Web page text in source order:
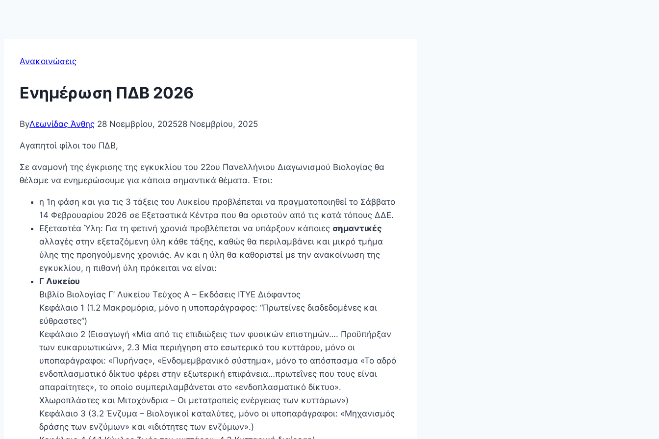
Ανακοινώσεις
Ενημέρωση ΠΔΒ 2026
ByΛεωνίδας Άνθης 28 Νοεμβρίου, 202528 Νοεμβρίου, 2025
Αγαπητοί φίλοι του ΠΔΒ,
Σε αναμονή της έγκρισης της εγκυκλίου του 22ου Πανελλήνιου Διαγωνισμού Βιολογίας θα
θέλαμε να ενημερώσουμε για κάποια σημαντικά θέματα. Έτσι:
η 1η φάση και για τις 3 τάξεις του Λυκείου προβλέπεται να πραγματοποιηθεί το Σάββατο
14 Φεβρουαρίου 2026 σε Εξεταστικά Κέντρα που θα οριστούν από τις κατά τόπους ΔΔΕ.
Εξεταστέα Ύλη: Για τη φετινή χρονιά προβλέπεται να υπάρξουν κάποιες σημαντικές
αλλαγές στην εξεταζόμενη ύλη κάθε τάξης, καθώς θα περιλαμβάνει και μικρό τμήμα
ύλης της προηγούμενης χρονιάς. Αν και η ύλη θα καθοριστεί με την ανακοίνωση της
εγκυκλίου, η πιθανή ύλη πρόκειται να είναι:
Γ Λυκείου
Βιβλίο Βιολογίας Γ’ Λυκείου Τεύχος Α – Εκδόσεις ΙΤΥΕ Διόφαντος
Κεφάλαιο 1 (1.2 Μακρομόρια, μόνο η υποπαράγραφος: “Πρωτείνες διαδεδομένες και
εύθραστες”)
Κεφάλαιο 2 (Εισαγωγή «Μία από τις επιδιώξεις των φυσικών επιστημών…. Προϋπήρξαν
των ευκαρυωτικών», 2.3 Μία περιήγηση στο εσωτερικό του κυττάρου, μόνο οι
υποπαράγραφοι: «Πυρήνας», «Ενδομεμβρανικό σύστημα», μόνο το απόσπασμα «Το αδρό
ενδοπλασματικό δίκτυο φέρει στην εξωτερική επιφάνεια…πρωτεΐνες που τους είναι
απαραίτητες», το οποίο συμπεριλαμβάνεται στο «ενδοπλασματικό δίκτυο».
Χλωροπλάστες και Μιτοχόνδρια – Οι μετατροπείς ενέργειας των κυττάρων»)
Κεφάλαιο 3 (3.2 Ένζυμα – Βιολογικοί καταλύτες, μόνο οι υποπαράγραφοι: «Μηχανισμός
δράσης των ενζύμων» και «ιδιότητες των ενζύμων».)